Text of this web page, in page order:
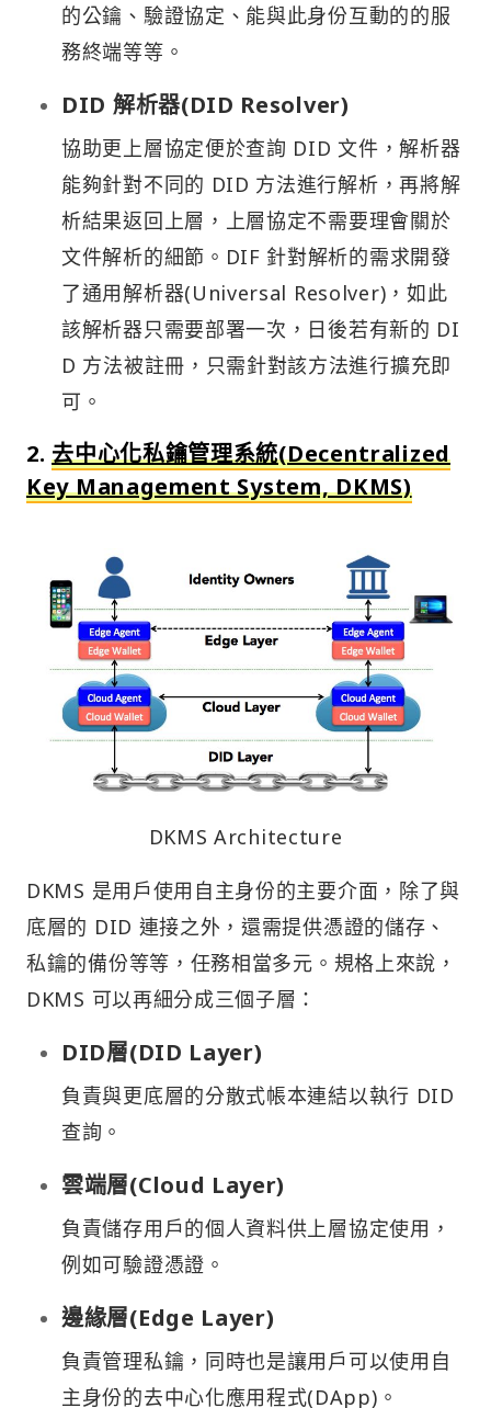
的公鑰、驗證協定、能與此身份互動的的服
務終端等等。
DID 解析器(DID Resolver)
協助更上層協定便於查詢 DID 文件，解析器
能夠針對不同的 DID 方法進行解析，再將解
析結果返回上層，上層協定不需要理會關於
文件解析的細節。DIF 針對解析的需求開發
了通用解析器(Universal Resolver)，如此
該解析器只需要部署一次，日後若有新的 DI
D 方法被註冊，只需針對該方法進行擴充即
可。
2.去中心化私鑰管理系統(Decentralized
Key Management System, DKMS)
DKMS Architecture
DKMS 是用戶使用自主身份的主要介面，除了與
底層的 DID 連接之外，還需提供憑證的儲存、
私鑰的備份等等，任務相當多元。規格上來說，
DKMS 可以再細分成三個子層：
DID層(DID Layer)
負責與更底層的分散式帳本連結以執行 DID
查詢。
雲端層(Cloud Layer)
負責儲存用戶的個人資料供上層協定使用，
例如可驗證憑證。
邊緣層(Edge Layer)
負責管理私鑰，同時也是讓用戶可以使用自
主身份的去中心化應用程式(DApp)。